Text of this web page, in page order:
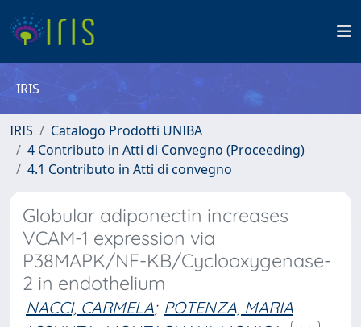
IRIS
IRIS
Catalogo Prodotti UNIBA
4 Contributo in Atti di Convegno (Proceeding)
4.1 Contributo in Atti di convegno
Globular adiponectin increases
VCAM-1 expression via
P38MAPK/NF-KB/Cyclooxygenase-
2 in endothelium
NACCI, CARMELA; POTENZA, MARIA